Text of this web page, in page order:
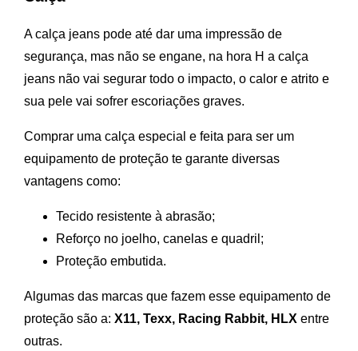
A calça jeans pode até dar uma impressão de
segurança, mas não se engane, na hora H a calça
jeans não vai segurar todo o impacto, o calor e atrito e
sua pele vai sofrer escoriações graves.
Comprar uma calça especial e feita para ser um
equipamento de proteção te garante diversas
vantagens como:
Tecido resistente à abrasão;
Reforço no joelho, canelas e quadril;
Proteção embutida.
Algumas das marcas que fazem esse equipamento de
proteção são a: X11, Texx, Racing Rabbit, HLX entre
outras.